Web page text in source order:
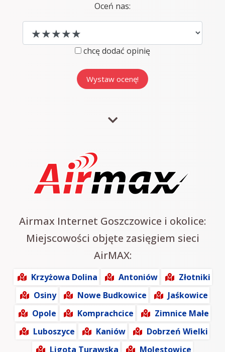
Oceń nas:
chcę dodać opinię
Airmax Internet Goszczowice i okolice:
Miejscowości objęte zasięgiem sieci
AirMAX:
Krzyżowa Dolina Antoniów
Złotniki
Osiny
Nowe Budkowice
Jaśkowice
Opole
Komprachcice
Zimnice Małe
Luboszyce
Kaniów
Dobrzeń Wielki
Ligota Turawska
Molestowice